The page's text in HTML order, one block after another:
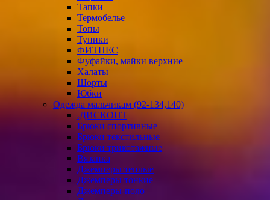
Тапки
Термобелье
Топы
Туники
ФИТНЕС
Фуфайки, майки верхние
Халаты
Шорты
Юбки
Одежда мальчикам (92-134,140)
.ДИСКОНТ
Брюки спортивные
Брюки текстильные
Брюки трикотажные
Вязанка
Джемперы теплые
Джемперы тонкие
Джемперы-поло